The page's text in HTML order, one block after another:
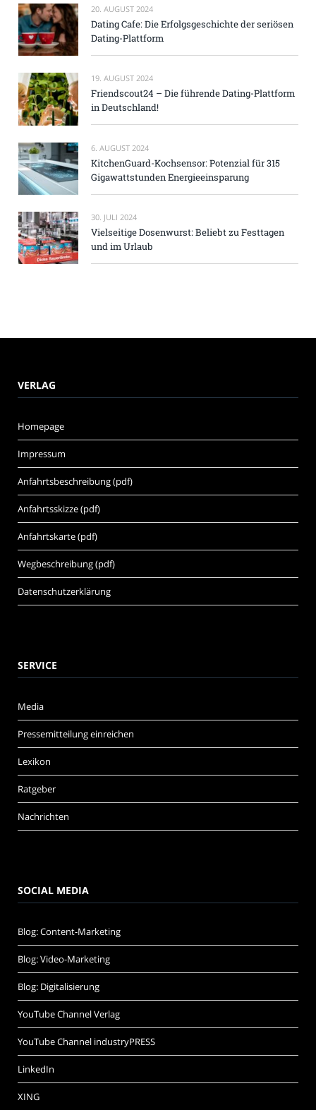
20. AUGUST 2024
Dating Cafe: Die Erfolgsgeschichte der seriösen
Dating-Plattform
19. AUGUST 2024
Friendscout24 – Die führende Dating-Plattform
in Deutschland!
6. AUGUST 2024
KitchenGuard-Kochsensor: Potenzial für 315
Gigawattstunden Energieeinsparung
30. JULI 2024
Vielseitige Dosenwurst: Beliebt zu Festtagen
und im Urlaub
VERLAG
Homepage
Impressum
Anfahrtsbeschreibung (pdf)
Anfahrtsskizze (pdf)
Anfahrtskarte (pdf)
Wegbeschreibung (pdf)
Datenschutzerklärung
SERVICE
Media
Pressemitteilung einreichen
Lexikon
Ratgeber
Nachrichten
SOCIAL MEDIA
Blog: Content-Marketing
Blog: Video-Marketing
Blog: Digitalisierung
YouTube Channel Verlag
YouTube Channel industryPRESS
LinkedIn
XING